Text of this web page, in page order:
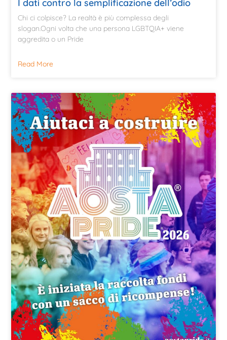
I dati contro la semplificazione dell’odio
Chi ci colpisce? La realtà è più complessa degli
slogan.Ogni volta che una persona LGBTQIA+ viene
aggredita o un Pride
Read More